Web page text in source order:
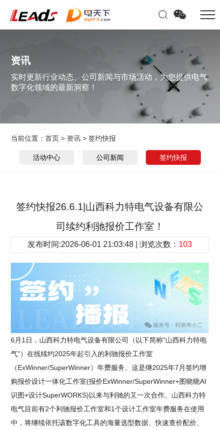
资讯
实时更新行业动态、公司新闻与市场活动，为您提供电气
数字化领域的最新洞察！
当前位置：首页 > 资讯 >签约快报
活动中心 公司新闻 签约快报
签约快报26.6.1|山西科力特电气设备有限公
司续约利驰报价工作室！
发布时间:2026-06-01 21:03:48 | 浏览次数： 103
6月1日，山西科力特电气设备有限公司（以下简称"山西科力特电
气"）在线续约2025年起引入的利驰报价工作室
（ExWinner/SuperWinner）年费服务。这是继2025年7月签约增
购报价设计一体化工作室(报价ExWinner/SuperWinner+图晓晓AI
识图+设计SuperWORKS)以来与利驰的又一次合作。山西科力特
电气目前有2个利驰报价工作室和1个设计工作室年费服务在使用
中，将继续依托该数字化工具的海量选型数据、快速查价配价、